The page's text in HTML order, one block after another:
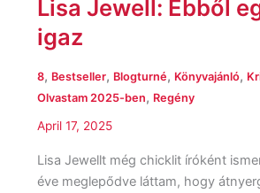
Lisa Jewell: Ebből
igaz
8, Bestseller, Blogturné, Könyvajánló,
Olvastam 2025-ben, Regény
April 17, 2025
Lisa Jewellt még chicklit íróként
éve meglepődve láttam, hogy